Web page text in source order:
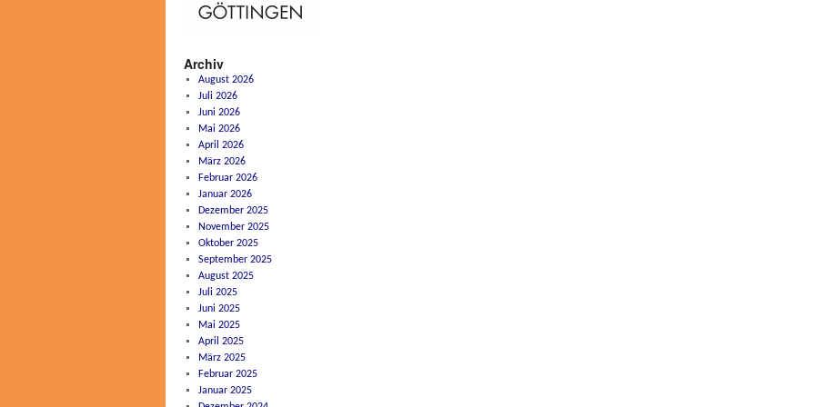
Archiv
August 2026
Juli 2026
Juni 2026
Mai 2026
April 2026
März 2026
Februar 2026
Januar 2026
Dezember 2025
November 2025
Oktober 2025
September 2025
August 2025
Juli 2025
Juni 2025
Mai 2025
April 2025
März 2025
Februar 2025
Januar 2025